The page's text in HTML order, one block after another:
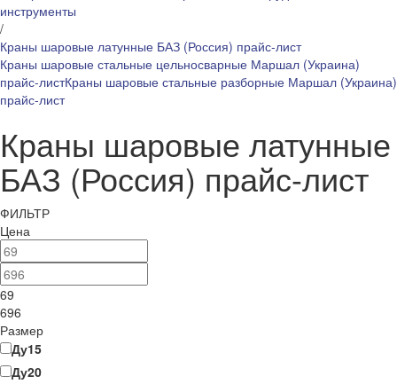
инструменты
/
Краны шаровые латунные БАЗ (Россия) прайс-лист
Краны шаровые стальные цельносварные Маршал (Украина)
прайс-листКраны шаровые стальные разборные Маршал (Украина)
прайс-лист
Краны шаровые латунные
БАЗ (Россия) прайс-лист
ФИЛЬТР
Цена
69
696
Размер
Ду15
Ду20